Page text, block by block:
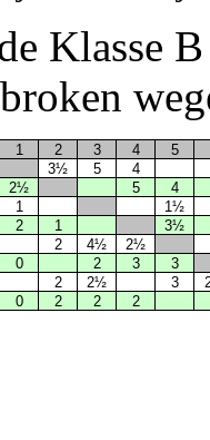
Klasse
1 2 3 4
5
3½ 5
4
2½ 5
4
1
1½
2 1
3½
2 4½
2½
0 2 3
3
2 2½ 3
0 2 2 2